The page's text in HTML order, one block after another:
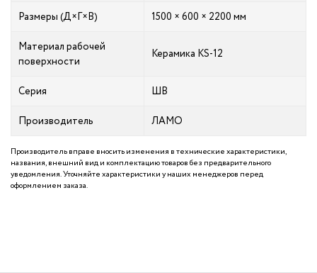
Размеры (Д×Г×В) 1500 × 600 × 2200 мм
Материал рабочей
поверхности
Керамика KS-12
Серия ШВ
Производитель ЛАМО
Производитель вправе вносить изменения в технические характеристики,
названия, внешний вид и комплектацию товаров без предварительного
уведомления. Уточняйте характеристики у наших менеджеров перед
оформлением заказа.